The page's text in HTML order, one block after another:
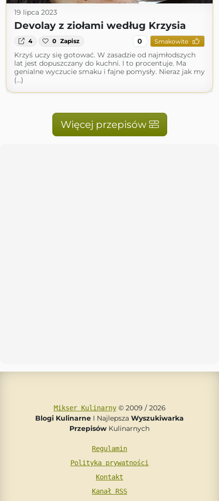
19 lipca 2023
Devolay z ziołami według Krzysia
4 0 Zapisz 0 Smakowite
Krzyś uczy się gotować. W zasadzie od najmłodszych
lat jest dopuszczany do kuchni. I to procentuje. Ma
genialne wyczucie smaku i fajne pomysły. Nieraz jak my
(...)
Więcej przepisów
Mikser Kulinarny© 2009 / 2026
Blogi Kulinarne I Najlepsza Wyszukiwarka
Przepisów Kulinarnych
Regulamin
Polityka prywatności
Kontakt
Kanał RSS